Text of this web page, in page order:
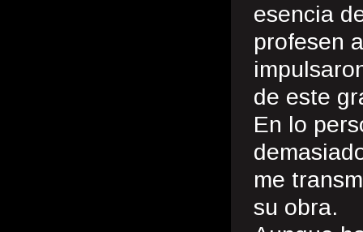
esencia
profesen
de este
En lo
me
su obra.